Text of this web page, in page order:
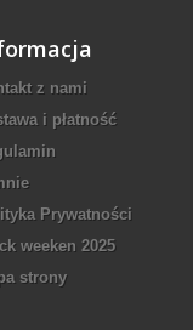
z nami
i płatność
Prywatności
weeken 2025
strony